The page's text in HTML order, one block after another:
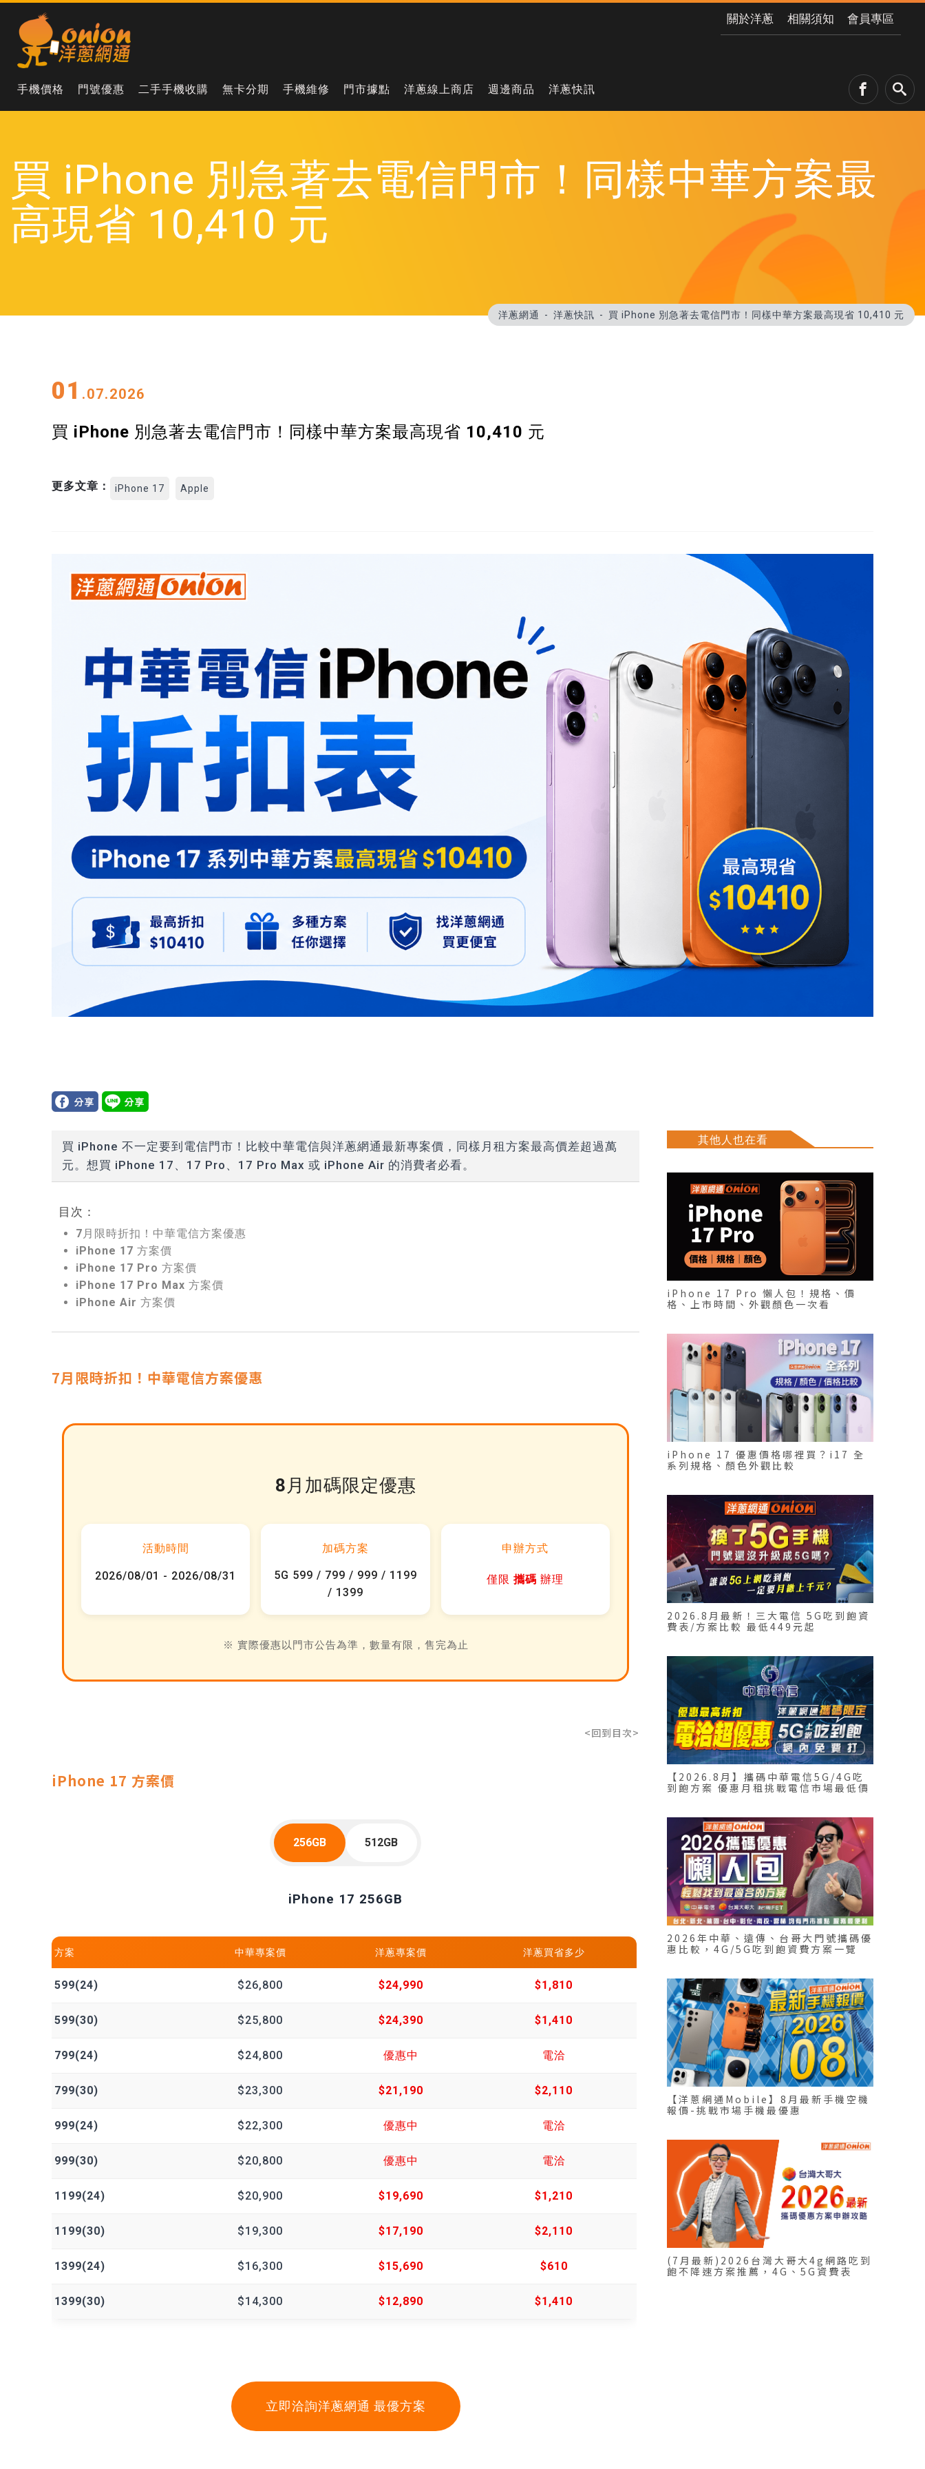
關於洋蔥 相關須知 會員專區
手機價格 門號優惠 二手手機收購 無卡分期 手機維修 門市據點 洋蔥線上商店 週邊商品 洋蔥快訊
買 iPhone 別急著去電信門市！同樣中華方案最
高現省 10,410 元
洋蔥網通 洋蔥快訊 買 iPhone 別急著去電信門市！同樣中華方案最高現省 10,410 元
01 .07.2026
買 iPhone 別急著去電信門市！同樣中華方案最高現省 10,410 元
更多文章： iPhone 17 Apple
買 iPhone 不一定要到電信門市！比較中華電信與洋蔥網通最新專案價，同樣月租方案最高價差超過萬
元。想買 iPhone 17、17 Pro、17 Pro Max 或 iPhone Air 的消費者必看。
目次：
7月限時折扣！中華電信方案優惠
iPhone 17 方案價
iPhone 17 Pro 方案價
iPhone 17 Pro Max 方案價
iPhone Air 方案價
7月限時折扣！中華電信方案優惠
8月加碼限定優惠
活動時間
2026/08/01 - 2026/08/31
加碼方案
5G 599 / 799 / 999 / 1199
/ 1399
申辦方式
僅限攜碼 辦理
※ 實際優惠以門市公告為準，數量有限，售完為止
<回到目次>
iPhone 17 方案價
256GB 512GB
iPhone 17 256GB
方案 中華專案價 洋蔥專案價 洋蔥買省多少
599(24) $26,800 $24,990 $1,810
599(30) $25,800 $24,390 $1,410
799(24) $24,800 優惠中 電洽
799(30) $23,300 $21,190 $2,110
999(24) $22,300 優惠中 電洽
999(30) $20,800 優惠中 電洽
1199(24) $20,900 $19,690 $1,210
1199(30) $19,300 $17,190 $2,110
1399(24) $16,300 $15,690 $610
1399(30) $14,300 $12,890 $1,410
立即洽詢洋蔥網通 最優方案
其他人也在看
iPhone 17 Pro 懶人包！規格、價
格、上市時間、外觀顏色一次看
iPhone 17 優惠價格哪裡買？i17 全
系列規格、顏色外觀比較
2026.8月最新！三大電信 5G吃到飽資
費表/方案比較 最低449元起
【2026.8月】攜碼中華電信5G/4G吃
到飽方案 優惠月租挑戰電信市場最低價
2026年中華、遠傳、台哥大門號攜碼優
惠比較，4G/5G吃到飽資費方案一覽
【洋蔥網通Mobile】8月最新手機空機
報價-挑戰市場手機最優惠
(7月最新)2026台灣大哥大4g網路吃到
飽不降速方案推薦，4G、5G資費表